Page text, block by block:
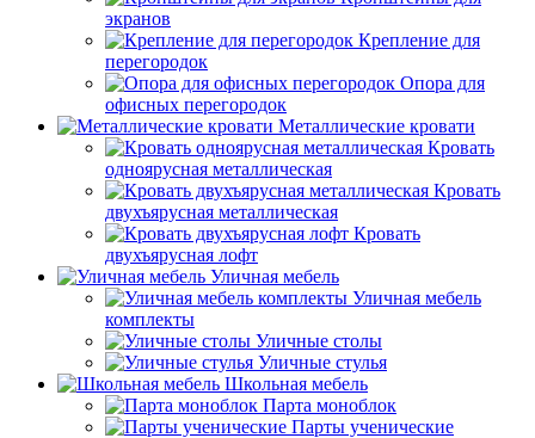
экранов
Крепление для
перегородок
Опора для
офисных перегородок
Металлические кровати
Кровать
одноярусная металлическая
Кровать
двухъярусная металлическая
Кровать
двухъярусная лофт
Уличная мебель
Уличная мебель
комплекты
Уличные столы
Уличные стулья
Школьная мебель
Парта моноблок
Парты ученические